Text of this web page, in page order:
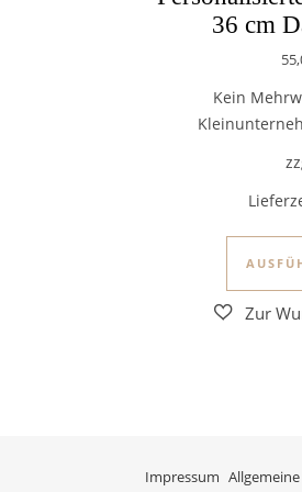
36 cm
Kein
Impressum